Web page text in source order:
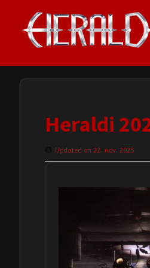
Heraldi
Updated on 22. nov. 2025